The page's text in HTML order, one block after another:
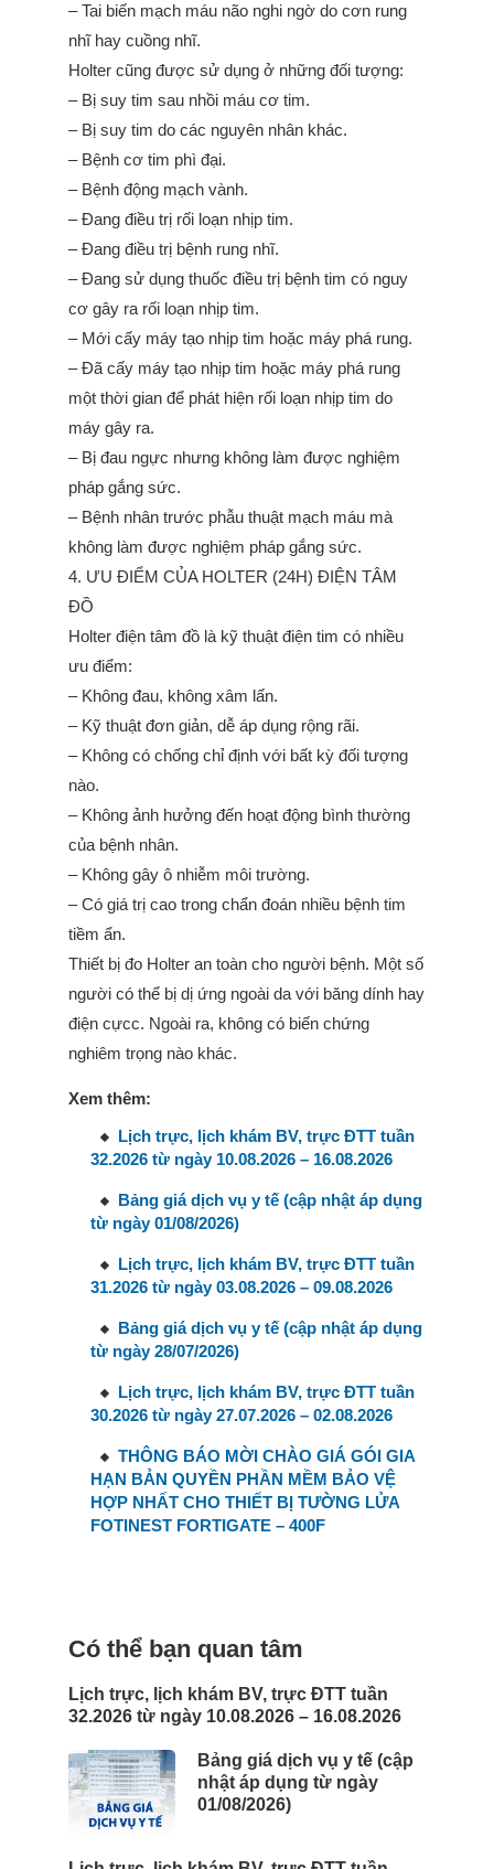
– Tai biến mạch máu não nghi ngờ do cơn rung
nhĩ hay cuồng nhĩ.
Holter cũng được sử dụng ở những đối tượng:
– Bị suy tim sau nhồi máu cơ tim.
– Bị suy tim do các nguyên nhân khác.
– Bệnh cơ tim phì đại.
– Bệnh động mạch vành.
– Đang điều trị rối loạn nhịp tim.
– Đang điều trị bệnh rung nhĩ.
– Đang sử dụng thuốc điều trị bệnh tim có nguy
cơ gây ra rối loạn nhịp tim.
– Mới cấy máy tạo nhịp tim hoặc máy phá rung.
– Đã cấy máy tạo nhịp tim hoặc máy phá rung
một thời gian để phát hiện rối loạn nhịp tim do
máy gây ra.
– Bị đau ngực nhưng không làm được nghiệm
pháp gắng sức.
– Bệnh nhân trước phẫu thuật mạch máu mà
không làm được nghiệm pháp gắng sức.
4. ƯU ĐIỂM CỦA HOLTER (24H) ĐIỆN TÂM
ĐỒ
Holter điện tâm đồ là kỹ thuật điện tim có nhiều
ưu điểm:
– Không đau, không xâm lấn.
– Kỹ thuật đơn giản, dễ áp dụng rộng rãi.
– Không có chống chỉ định với bất kỳ đối tượng
nào.
– Không ảnh hưởng đến hoạt động bình thường
của bệnh nhân.
– Không gây ô nhiễm môi trường.
– Có giá trị cao trong chẩn đoán nhiều bệnh tim
tiềm ẩn.
Thiết bị đo Holter an toàn cho người bệnh. Một số
người có thể bị dị ứng ngoài da với băng dính hay
điện cựcc. Ngoài ra, không có biến chứng
nghiêm trọng nào khác.
Xem thêm:
Lịch trực, lịch khám BV, trực ĐTT tuần
32.2026 từ ngày 10.08.2026 – 16.08.2026
Bảng giá dịch vụ y tế (cập nhật áp dụng
từ ngày 01/08/2026)
Lịch trực, lịch khám BV, trực ĐTT tuần
31.2026 từ ngày 03.08.2026 – 09.08.2026
Bảng giá dịch vụ y tế (cập nhật áp dụng
từ ngày 28/07/2026)
Lịch trực, lịch khám BV, trực ĐTT tuần
30.2026 từ ngày 27.07.2026 – 02.08.2026
THÔNG BÁO MỜI CHÀO GIÁ GÓI GIA
HẠN BẢN QUYỀN PHẦN MỀM BẢO VỆ
HỢP NHẤT CHO THIẾT BỊ TƯỜNG LỬA
FOTINEST FORTIGATE – 400F
Có thể bạn quan tâm
Lịch trực, lịch khám BV, trực ĐTT tuần
32.2026 từ ngày 10.08.2026 – 16.08.2026
Bảng giá dịch vụ y tế (cập
nhật áp dụng từ ngày
01/08/2026)